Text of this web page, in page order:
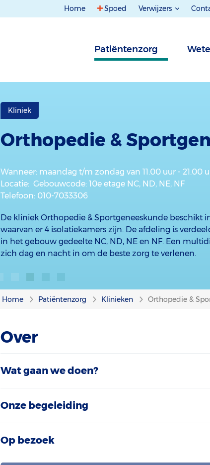
Home Spoed Verwijzers
Patiëntenzorg
Kliniek
Orthopedie &
Wanneer: maandag t/m zondag van 11.00 uur - 21.00
Locatie: Gebouwcode: 10e etage NC, ND, NE, NF
Telefoon: 010-7033306
De kliniek Orthopedie & Sportgeneeskunde beschikt
waarvan er 4 isolatiekamers zijn. De afdeling is
in het gebouw gedeelte NC, ND, NE en NF. Een
zich dag en nacht in om de beste zorg te verlenen.
Home Patiëntenzorg Klinieken Orthopedie &
Over
Wat gaan we doen?
Onze begeleiding
Op bezoek